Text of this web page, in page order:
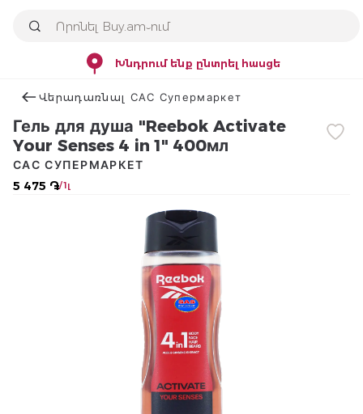
Խնդրում ենք ընտրել հասցե
Վերադառնալ САС Супермаркет
Гель для душа "Reebok Activate
Your Senses 4 in 1" 400мл
5 475 ֏/ 1լ
САС СУПЕРМАРКЕТ